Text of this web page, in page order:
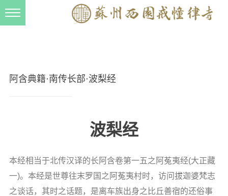
道风建设
阿含典籍·南传长部·波梨经
波梨经
本经相当于北传汉译的长阿含卷第一五之阿菟夷经(大正藏
一)。本经是世尊往末罗国之阿菟夷村时，访问拔迦婆梵志
之谈话，其时之话题，是离车族出身之比丘善宿的还俗事